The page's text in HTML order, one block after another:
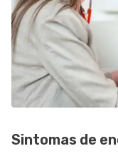
Sintomas de